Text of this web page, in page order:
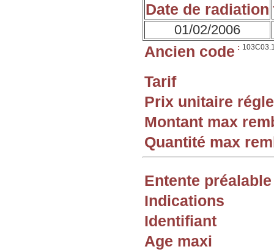
Date de radiation
01/02/2006
Ancien code :
Tarif
Prix unitaire
Montant max
Quantité max
Entente préalable
Indications
Identifiant
Age maxi